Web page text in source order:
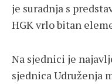
je suradnja s
HGK vrlo bitan
Na sjednici je
sjednica Udruženja